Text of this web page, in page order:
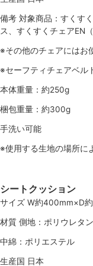
備考 対象商品：すくす
ス、すくすくチェアEN
※その他のチェアにはお
※セーフティチェアベル
本体重量：約250g
梱包重量：約300g
手洗い可能
※使用する生地の場所に
シートクッション
サイズ W約400mm×D
材質 側地：ポリウレタ
中綿：ポリエステル
生産国 日本